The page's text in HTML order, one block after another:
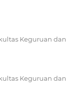
Keguruan dan
Keguruan dan